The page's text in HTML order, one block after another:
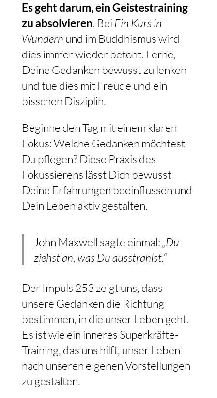
Es geht darum, ein Geistestraining
zu absolvieren. Bei Ein Kurs in
Wundern und im Buddhismus wird
dies immer wieder betont. Lerne,
Deine Gedanken bewusst zu lenken
und tue dies mit Freude und ein
bisschen Disziplin.
Beginne den Tag mit einem klaren
Fokus: Welche Gedanken möchtest
Du pflegen? Diese Praxis des
Fokussierens lässt Dich bewusst
Deine Erfahrungen beeinflussen und
Dein Leben aktiv gestalten.
John Maxwell sagte einmal:„Du
ziehst an, was Du ausstrahlst.“
Der Impuls 253 zeigt uns, dass
unsere Gedanken die Richtung
bestimmen, in die unser Leben geht.
Es ist wie ein inneres Superkräfte-
Training, das uns hilft, unser Leben
nach unseren eigenen Vorstellungen
zu gestalten.